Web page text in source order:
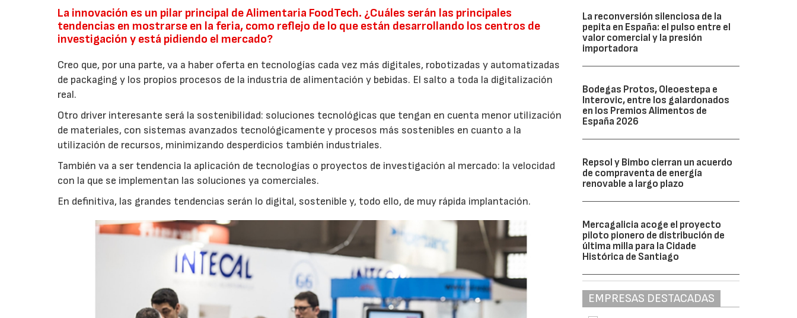
La innovación es un pilar principal de Alimentaria FoodTech. ¿Cuáles serán las principales
tendencias en mostrarse en la feria, como reflejo de lo que están desarrollando los centros de
investigación y está pidiendo el mercado?
Creo que, por una parte, va a haber oferta en tecnologías cada vez más digitales, robotizadas y automatizadas
de packaging y los propios procesos de la industria de alimentación y bebidas. El salto a toda la digitalización
real.
Otro driver interesante será la sostenibilidad: soluciones tecnológicas que tengan en cuenta menor utilización
de materiales, con sistemas avanzados tecnológicamente y procesos más sostenibles en cuanto a la
utilización de recursos, minimizando desperdicios también industriales.
También va a ser tendencia la aplicación de tecnologías o proyectos de investigación al mercado: la velocidad
con la que se implementan las soluciones ya comerciales.
En definitiva, las grandes tendencias serán lo digital, sostenible y, todo ello, de muy rápida implantación.
La reconversión silenciosa de la
pepita en España: el pulso entre el
valor comercial y la presión
importadora
Bodegas Protos, Oleoestepa e
Interovic, entre los galardonados
en los Premios Alimentos de
España 2026
Repsol y Bimbo cierran un acuerdo
de compraventa de energía
renovable a largo plazo
Mercagalicia acoge el proyecto
piloto pionero de distribución de
última milla para la Cidade
Histórica de Santiago
EMPRESAS DESTACADAS